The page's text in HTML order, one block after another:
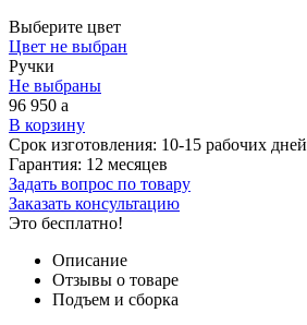
Выберите цвет
Цвет не выбран
Ручки
Не выбраны
96 950 a
В корзину
Срок изготовления: 10-15 рабочих дней
Гарантия: 12 месяцев
Задать вопрос по товару
Заказать консультацию
Это бесплатно!
Описание
Отзывы о товаре
Подъем и сборка